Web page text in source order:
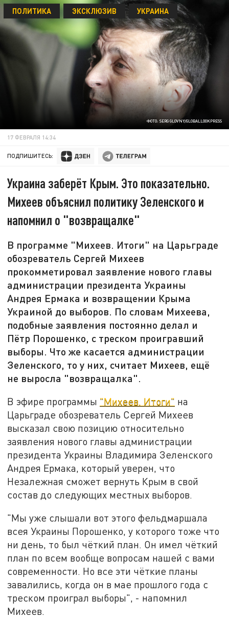
ФОТО: SERG GLOVNY/GLOBALLOOKPRESS
ПОЛИТИКА ЭКСКЛЮЗИВ УКРАИНА
17 ФЕВРАЛЯ 14:34
ПОДПИШИТЕСЬ:
Украина заберёт Крым. Это показательно.
Михеев объяснил политику Зеленского и
напомнил о "возвращалке"
В программе "Михеев. Итоги" на Царьграде
обозреватель Сергей Михеев
прокомметировал заявление нового главы
администрации президента Украины
Андрея Ермака и возвращении Крыма
Украиной до выборов. По словам Михеева,
подобные заявления постоянно делал и
Пётр Порошенко, с треском проигравший
выборы. Что же касается администрации
Зеленского, то у них, считает Михеев, ещё
не выросла "возвращалка".
В эфире программы "Михеев. Итоги" на
Царьграде обозреватель Сергей Михеев
высказал свою позицию относительно
заявления нового главы администрации
президента Украины Владимира Зеленского
Андрея Ермака, который уверен, что
Незалежная сможет вернуть Крым в свой
состав до следующих местных выборов.
"Мы уже слышали вот этого фельдмаршала
всея Украины Порошенко, у которого тоже что
ни день, то был чёткий план. Он имел чёткий
план по всем вообще вопросам нашей с вами
современности. Но все эти чёткие планы
завалились, когда он в мае прошлого года с
треском проиграл выборы", - напомнил
Михеев.